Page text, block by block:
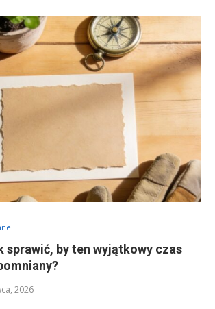
sprawić, by ten wyjątkowy czas
2026